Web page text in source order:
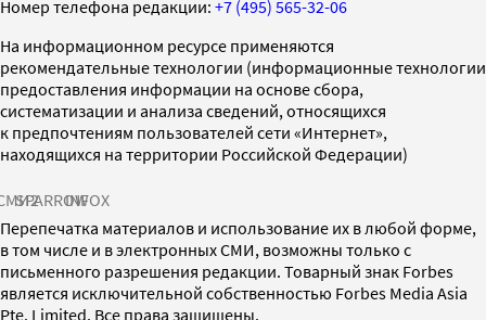
Номер телефона редакции: +7 (495) 565-32-06
На информационном ресурсе применяются
рекомендательные технологии (информационные технологии
предоставления информации на основе сбора,
систематизации и анализа сведений, относящихся
к предпочтениям пользователей сети «Интернет»,
находящихся на территории Российской Федерации)
SPARROWINFOX
Перепечатка материалов и использование их в любой форме,
в том числе и в электронных СМИ, возможны только с
письменного разрешения редакции. Товарный знак Forbes
является исключительной собственностью Forbes Media Asia
Pte. Limited. Все права защищены.